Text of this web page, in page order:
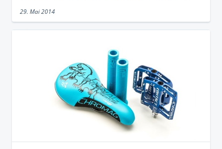
29. Mai 2014